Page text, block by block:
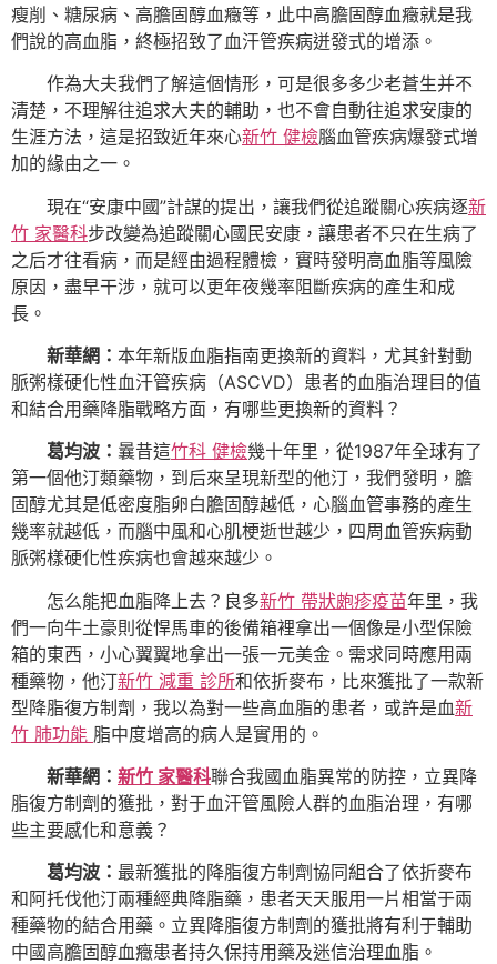
瘦削、糖尿病、高膽固醇血癥等，此中高膽固醇血癥就是我
們說的高血脂，終極招致了血汗管疾病迸發式的增添。
作為大夫我們了解這個情形，可是很多多少老蒼生并不
清楚，不理解往追求大夫的輔助，也不會自動往追求安康的
生涯方法，這是招致近年來心新竹 健檢腦血管疾病爆發式增
加的緣由之一。
現在“安康中國”計謀的提出，讓我們從追蹤關心疾病逐新
竹 家醫科步改變為追蹤關心國民安康，讓患者不只在生病了
之后才往看病，而是經由過程體檢，實時發明高血脂等風險
原因，盡早干涉，就可以更年夜幾率阻斷疾病的產生和成
長。
新華網： 本年新版血脂指南更換新的資料，尤其針對動
脈粥樣硬化性血汗管疾病（ASCVD）患者的血脂治理目的值
和結合用藥降脂戰略方面，有哪些更換新的資料？
葛均波： 曩昔這竹科 健檢幾十年里，從1987年全球有了
第一個他汀類藥物，到后來呈現新型的他汀，我們發明，膽
固醇尤其是低密度脂卵白膽固醇越低，心腦血管事務的產生
幾率就越低，而腦中風和心肌梗逝世越少，四周血管疾病動
脈粥樣硬化性疾病也會越來越少。
怎么能把血脂降上去？良多新竹 帶狀皰疹疫苗年里，我
們一向牛土豪則從悍馬車的後備箱裡拿出一個像是小型保險
箱的東西，小心翼翼地拿出一張一元美金。需求同時應用兩
種藥物，他汀新竹 減重 診所和依折麥布，比來獲批了一款新
型降脂復方制劑，我以為對一些高血脂的患者，或許是血新
竹 肺功能 脂中度增高的病人是實用的。
新華網： 新竹 家醫科聯合我國血脂異常的防控，立異降
脂復方制劑的獲批，對于血汗管風險人群的血脂治理，有哪
些主要感化和意義？
葛均波： 最新獲批的降脂復方制劑協同組合了依折麥布
和阿托伐他汀兩種經典降脂藥，患者天天服用一片相當于兩
種藥物的結合用藥。立異降脂復方制劑的獲批將有利于輔助
中國高膽固醇血癥患者持久保持用藥及迷信治理血脂。